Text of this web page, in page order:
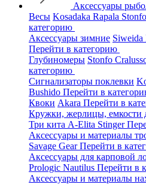
Аксессуары
Весы Kosadaka Rapala Stonfo
категорию
Аксессуары зимние Siweida
Перейти в категорию
Глубиномеры Stonfo
категорию
Сигнализаторы поклевки
Bushido Перейти в
Квоки Akara Перейти в
Кружки, жерлицы, емкости
Три кита A-Elita Stinger
Аксессуары и материалы
Savage GearПерейти в
Аксессуары для карповой
Prologic Nautilus Перейти в
Аксессуары и материалы